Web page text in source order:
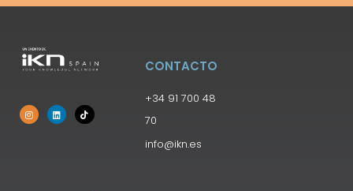
CONTACTO
+34 91 700 48
70
info@ikn.es